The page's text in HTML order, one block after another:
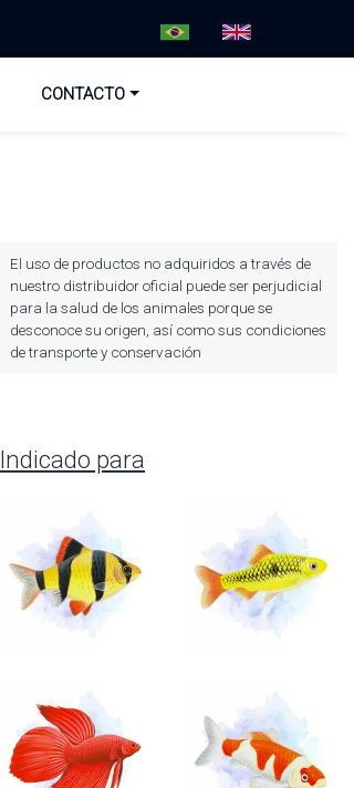
CONTACTO
El uso de productos no adquiridos a través de
nuestro distribuidor oficial puede ser perjudicial
para la salud de los animales porque se
desconoce su origen, así como sus condiciones
de transporte y conservación
Indicado para